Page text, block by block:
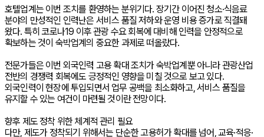
호텔업계는 이번 조치를 환영하는 분위기다. 장기간 이어진 청소·식음료
분야의 만성적인 인력난은 서비스 품질 저하와 운영 비용 증가로 직결돼
왔다. 특히 코로나19 이후 관광 수요 회복에 대비해 인력을 안정적으로
확보하는 것이 숙박업계의 중요한 과제로 떠올랐다.
전문가들은 이번 외국인력 고용 확대 조치가 숙박업계뿐 아니라 관광산업
전반의 경쟁력 회복에도 긍정적인 영향을 미칠 것으로 보고 있다.
외국인력이 현장에 투입되면서 업무 공백을 최소화하고, 서비스 품질을
유지할 수 있는 여건이 마련될 것이란 전망이다.
향후 제도 정착 위한 체계적 관리 필요
다만, 제도가 정착되기 위해서는 단순한 고용허가 확대를 넘어, 교육·적응·